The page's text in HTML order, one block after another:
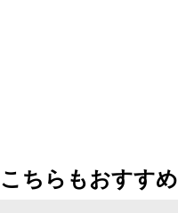
こちらもおすすめ